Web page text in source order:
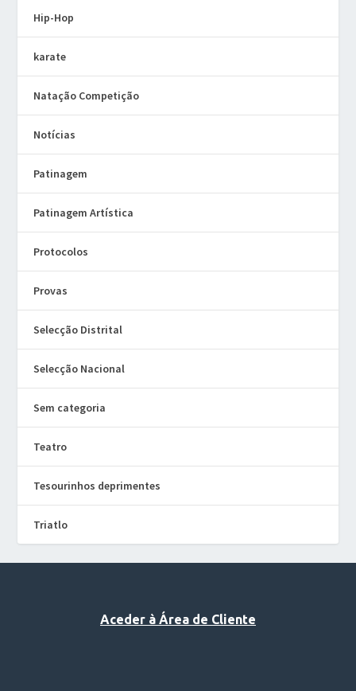
Hip-Hop
karate
Natação Competição
Notícias
Patinagem
Patinagem Artística
Protocolos
Provas
Selecção Distrital
Selecção Nacional
Sem categoria
Teatro
Tesourinhos deprimentes
Triatlo
Aceder à Área de Cliente